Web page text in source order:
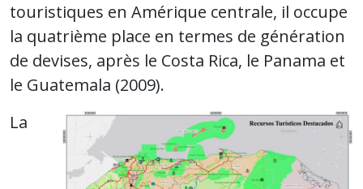
touristiques en Amérique centrale, il occupe
la quatrième place en termes de génération
de devises, après le Costa Rica, le Panama et
le Guatemala (2009).
La